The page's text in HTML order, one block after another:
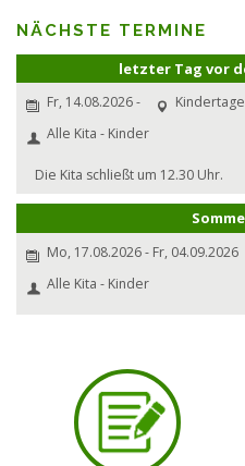
NÄCHSTE TERMINE
letzter Tag vor
Fr, 14.08.2026 -
Alle Kita - Kinder
Die Kita schließt um 12.30 Uhr.
Mo, 17.08.2026 - Fr, 04.09.2026
Alle Kita - Kinder